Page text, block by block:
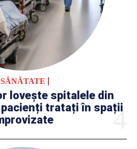
SĂNĂTATE
lovește spitalele din
pacienți tratați în spații